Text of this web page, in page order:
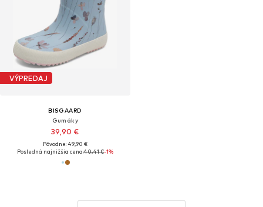
VÝPREDAJ
BISGAARD
Gumáky
39,90 €
Pôvodne: 49,90 €
Posledná najnižšia cena:40,41 €-1%